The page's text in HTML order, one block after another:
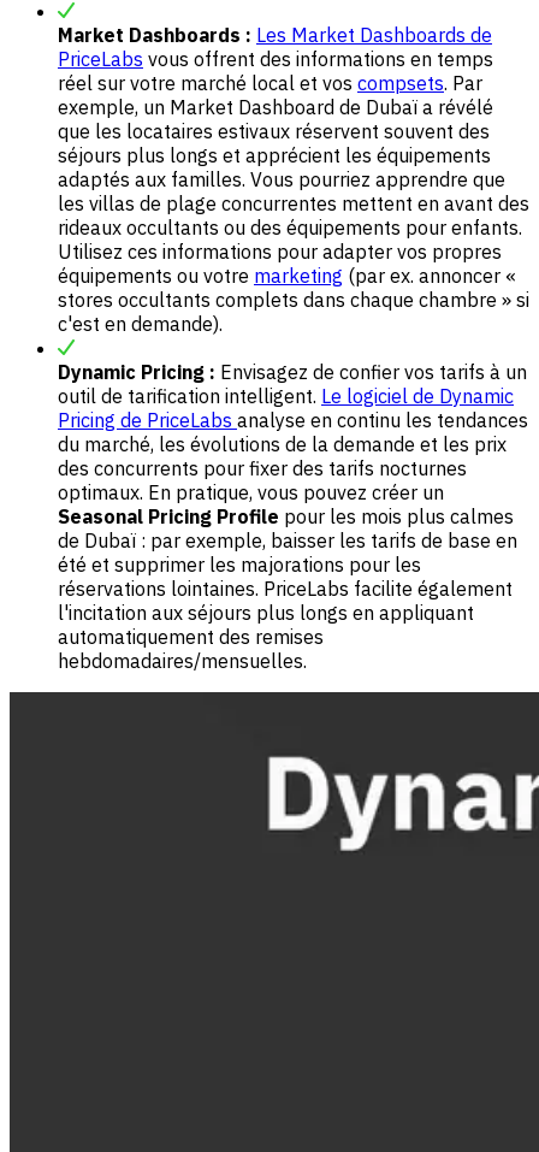
Market Dashboards : Les Market Dashboards de
PriceLabs vous offrent des informations en temps
réel sur votre marché local et vos compsets. Par
exemple, un Market Dashboard de Dubaï a révélé
que les locataires estivaux réservent souvent des
séjours plus longs et apprécient les équipements
adaptés aux familles. Vous pourriez apprendre que
les villas de plage concurrentes mettent en avant des
rideaux occultants ou des équipements pour enfants.
Utilisez ces informations pour adapter vos propres
équipements ou votre marketing (par ex. annoncer «
stores occultants complets dans chaque chambre » si
c'est en demande).
Dynamic Pricing : Envisagez de confier vos tarifs à un
outil de tarification intelligent. Le logiciel de Dynamic
Pricing de PriceLabs analyse en continu les tendances
du marché, les évolutions de la demande et les prix
des concurrents pour fixer des tarifs nocturnes
optimaux. En pratique, vous pouvez créer un
Seasonal Pricing Profile pour les mois plus calmes
de Dubaï : par exemple, baisser les tarifs de base en
été et supprimer les majorations pour les
réservations lointaines. PriceLabs facilite également
l'incitation aux séjours plus longs en appliquant
automatiquement des remises
hebdomadaires/mensuelles.